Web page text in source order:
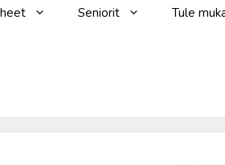
Seniorit Tule